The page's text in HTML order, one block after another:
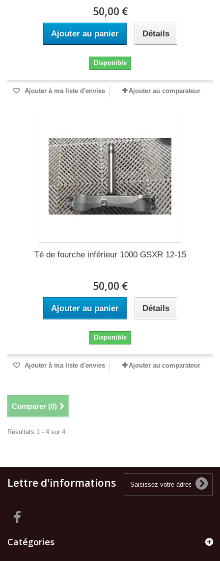
50,00 €
Ajouter au panier Détails
Disponible
Ajouter à ma liste d'envies Ajouter au comparateur
Té de fourche inférieur 1000 GSXR 12-15
50,00 €
Ajouter au panier Détails
Disponible
Ajouter à ma liste d'envies Ajouter au comparateur
Comparer (0)
Résultats 1 - 4 sur 4.
Lettre d'informations
Catégories